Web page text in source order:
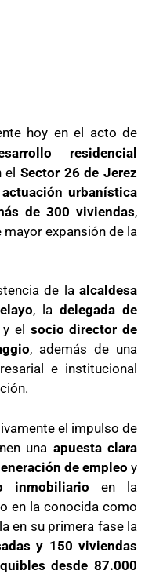
hoy en el acto de
residencial
el Sector 26 de Jerez
urbanística
de 300 viviendas,
expansión de la
de la alcaldesa
, la delegada de
y el socio director de
, además de una
e institucional
el impulso de
una apuesta clara
de empleo y
inmobiliario en la
en la conocida como
en su primera fase la
y 150 viviendas
desde 87.000